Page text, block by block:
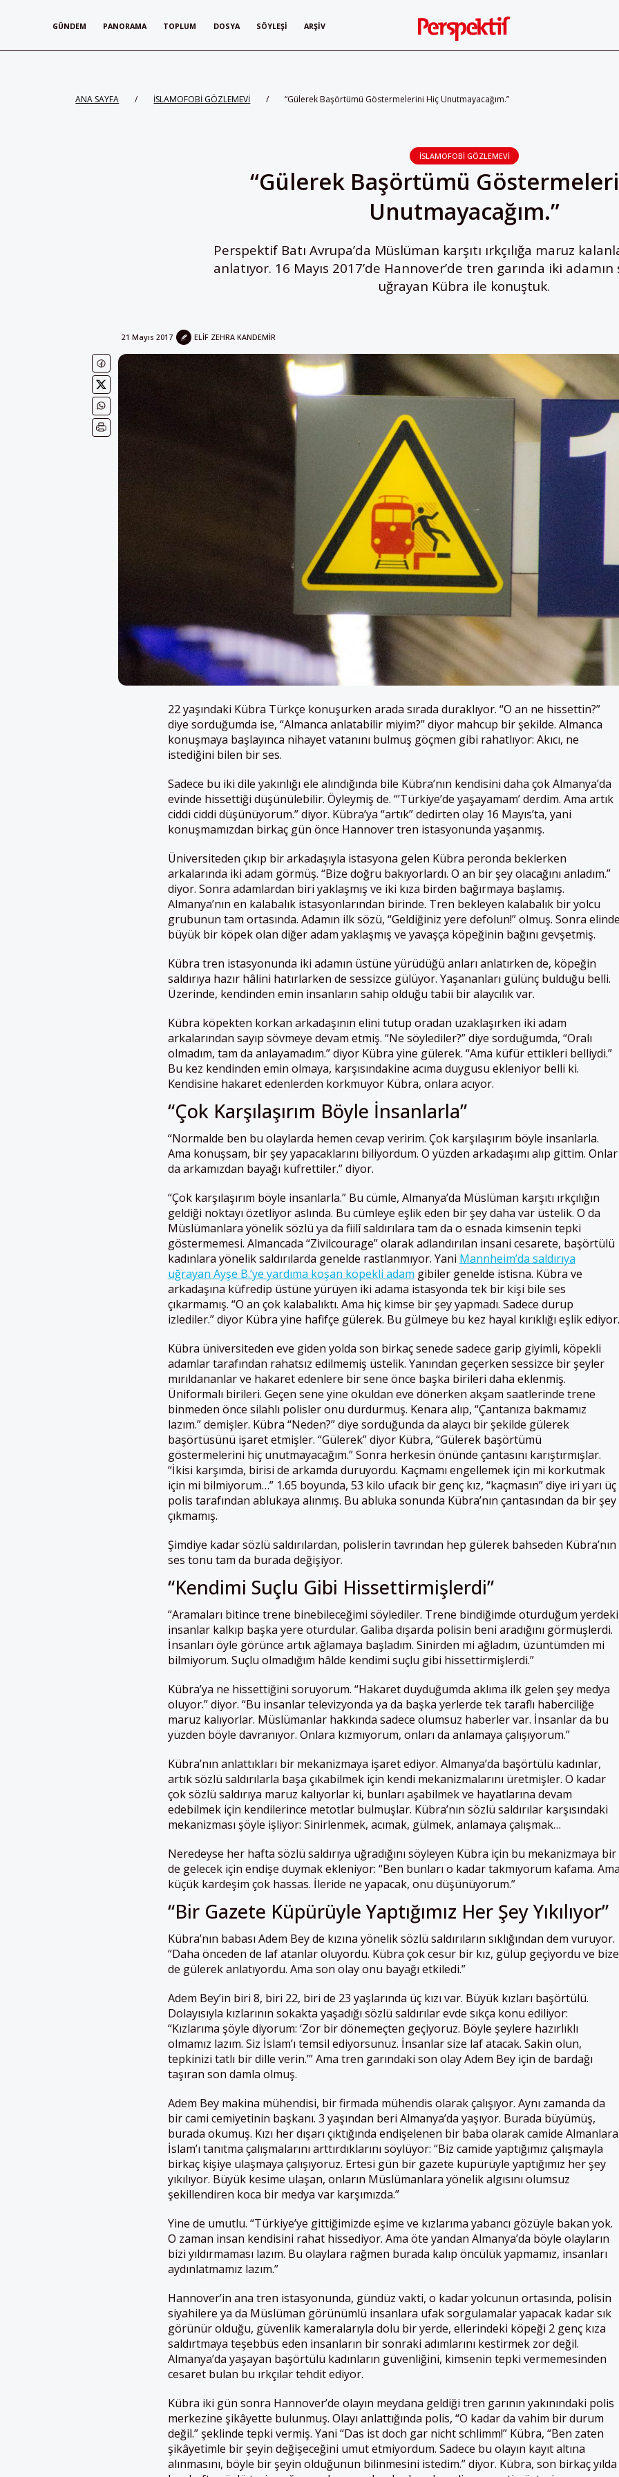
GÜNDEM PANORAMA TOPLUM DOSYA SÖYLEŞI ARŞIV
ANA SAYFA / İSLAMOFOBİ GÖZLEMEVİ / “Gülerek Başörtümü Göstermelerini Hiç Unutmayacağım.”
İSLAMOFOBİ GÖZLEMEVİ
“Gülerek Başörtümü
Unutmayacağım.”
Perspektif Batı Avrupa’da Müslüman karşıtı ırkçılığa maruz
anlatıyor. 16 Mayıs 2017’de Hannover’de tren garında iki adamın
uğrayan Kübra ile konuştuk.
21 Mayıs 2017 ELIF ZEHRA KANDEMIR
22 yaşındaki Kübra Türkçe konuşurken arada sırada duraklıyor. “O an ne hissettin?”
diye sorduğumda ise, “Almanca anlatabilir miyim?” diyor mahcup bir şekilde. Almanca
konuşmaya başlayınca nihayet vatanını bulmuş göçmen gibi rahatlıyor: Akıcı, ne
istediğini bilen bir ses.
Sadece bu iki dile yakınlığı ele alındığında bile Kübra’nın kendisini daha çok Almanya’da
evinde hissettiği düşünülebilir. Öyleymiş de. “’Türkiye’de yaşayamam’ derdim. Ama artık
ciddi ciddi düşünüyorum.” diyor. Kübra’ya “artık” dedirten olay 16 Mayıs’ta, yani
konuşmamızdan birkaç gün önce Hannover tren istasyonunda yaşanmış.
Üniversiteden çıkıp bir arkadaşıyla istasyona gelen Kübra peronda beklerken
arkalarında iki adam görmüş. “Bize doğru bakıyorlardı. O an bir şey olacağını anladım.”
diyor. Sonra adamlardan biri yaklaşmış ve iki kıza birden bağırmaya başlamış.
Almanya’nın en kalabalık istasyonlarından birinde. Tren bekleyen kalabalık bir yolcu
grubunun tam ortasında. Adamın ilk sözü, “Geldiğiniz yere defolun!” olmuş. Sonra
büyük bir köpek olan diğer adam yaklaşmış ve yavaşça köpeğinin bağını gevşetmiş.
Kübra tren istasyonunda iki adamın üstüne yürüdüğü anları anlatırken de, köpeğin
saldırıya hazır hâlini hatırlarken de sessizce gülüyor. Yaşananları gülünç bulduğu belli.
Üzerinde, kendinden emin insanların sahip olduğu tabii bir alaycılık var.
Kübra köpekten korkan arkadaşının elini tutup oradan uzaklaşırken iki adam
arkalarından sayıp sövmeye devam etmiş. “Ne söylediler?” diye sorduğumda, “Oralı
olmadım, tam da anlayamadım.” diyor Kübra yine gülerek. “Ama küfür ettikleri belliydi.”
Bu kez kendinden emin olmaya, karşısındakine acıma duygusu ekleniyor belli ki.
Kendisine hakaret edenlerden korkmuyor Kübra, onlara acıyor.
“Çok Karşılaşırım Böyle İnsanlarla”
“Normalde ben bu olaylarda hemen cevap veririm. Çok karşılaşırım böyle insanlarla.
Ama konuşsam, bir şey yapacaklarını biliyordum. O yüzden arkadaşımı alıp gittim. Onlar
da arkamızdan bayağı küfrettiler.” diyor.
“Çok karşılaşırım böyle insanlarla.” Bu cümle, Almanya’da Müslüman karşıtı ırkçılığın
geldiği noktayı özetliyor aslında. Bu cümleye eşlik eden bir şey daha var üstelik. O da
Müslümanlara yönelik sözlü ya da fiilî saldırılara tam da o esnada kimsenin tepki
göstermemesi. Almancada “Zivilcourage” olarak adlandırılan insani cesarete, başörtülü
kadınlara yönelik saldırılarda genelde rastlanmıyor. Yani Mannheim’da saldırıya
uğrayan Ayşe B.’ye yardıma koşan köpekli adam gibiler genelde istisna. Kübra ve
arkadaşına küfredip üstüne yürüyen iki adama istasyonda tek bir kişi bile ses
çıkarmamış. “O an çok kalabalıktı. Ama hiç kimse bir şey yapmadı. Sadece durup
izlediler.” diyor Kübra yine hafifçe gülerek. Bu gülmeye bu kez hayal kırıklığı eşlik ediyor.
Kübra üniversiteden eve giden yolda son birkaç senede sadece garip giyimli, köpekli
adamlar tarafından rahatsız edilmemiş üstelik. Yanından geçerken sessizce bir şeyler
mırıldananlar ve hakaret edenlere bir sene önce başka birileri daha eklenmiş.
Üniformalı birileri. Geçen sene yine okuldan eve dönerken akşam saatlerinde trene
binmeden önce silahlı polisler onu durdurmuş. Kenara alıp, “Çantanıza bakmamız
lazım.” demişler. Kübra “Neden?” diye sorduğunda da alaycı bir şekilde gülerek
başörtüsünü işaret etmişler. “Gülerek” diyor Kübra, “Gülerek başörtümü
göstermelerini hiç unutmayacağım.” Sonra herkesin önünde çantasını karıştırmışlar.
“İkisi karşımda, birisi de arkamda duruyordu. Kaçmamı engellemek için mi korkutmak
için mi bilmiyorum…” 1.65 boyunda, 53 kilo ufacık bir genç kız, “kaçmasın” diye iri yarı üç
polis tarafından ablukaya alınmış. Bu abluka sonunda Kübra’nın çantasından da bir şey
çıkmamış.
Şimdiye kadar sözlü saldırılardan, polislerin tavrından hep gülerek bahseden Kübra’nın
ses tonu tam da burada değişiyor.
“Kendimi Suçlu Gibi Hissettirmişlerdi”
“Aramaları bitince trene binebileceğimi söylediler. Trene bindiğimde oturduğum yerdeki
insanlar kalkıp başka yere oturdular. Galiba dışarda polisin beni aradığını görmüşlerdi.
İnsanları öyle görünce artık ağlamaya başladım. Sinirden mi ağladım, üzüntümden mi
bilmiyorum. Suçlu olmadığım hâlde kendimi suçlu gibi hissettirmişlerdi.”
Kübra’ya ne hissettiğini soruyorum. “Hakaret duyduğumda aklıma ilk gelen şey medya
oluyor.” diyor. “Bu insanlar televizyonda ya da başka yerlerde tek taraflı haberciliğe
maruz kalıyorlar. Müslümanlar hakkında sadece olumsuz haberler var. İnsanlar da bu
yüzden böyle davranıyor. Onlara kızmıyorum, onları da anlamaya çalışıyorum.”
Kübra’nın anlattıkları bir mekanizmaya işaret ediyor. Almanya’da başörtülü kadınlar,
artık sözlü saldırılarla başa çıkabilmek için kendi mekanizmalarını üretmişler. O kadar
çok sözlü saldırıya maruz kalıyorlar ki, bunları aşabilmek ve hayatlarına devam
edebilmek için kendilerince metotlar bulmuşlar. Kübra’nın sözlü saldırılar karşısındaki
mekanizması şöyle işliyor: Sinirlenmek, acımak, gülmek, anlamaya çalışmak…
Neredeyse her hafta sözlü saldırıya uğradığını söyleyen Kübra için bu mekanizmaya bir
de gelecek için endişe duymak ekleniyor: “Ben bunları o kadar takmıyorum kafama.
küçük kardeşim çok hassas. İleride ne yapacak, onu düşünüyorum.”
“Bir Gazete Küpürüyle Yaptığımız Her Şey Yıkılıyor”
Kübra’nın babası Adem Bey de kızına yönelik sözlü saldırıların sıklığından dem vuruyor.
“Daha önceden de laf atanlar oluyordu. Kübra çok cesur bir kız, gülüp geçiyordu ve bize
de gülerek anlatıyordu. Ama son olay onu bayağı etkiledi.”
Adem Bey’in biri 8, biri 22, biri de 23 yaşlarında üç kızı var. Büyük kızları başörtülü.
Dolayısıyla kızlarının sokakta yaşadığı sözlü saldırılar evde sıkça konu ediliyor:
“Kızlarıma şöyle diyorum: ‘Zor bir dönemeçten geçiyoruz. Böyle şeylere hazırlıklı
olmamız lazım. Siz İslam’ı temsil ediyorsunuz. İnsanlar size laf atacak. Sakin olun,
tepkinizi tatlı bir dille verin.’” Ama tren garındaki son olay Adem Bey için de bardağı
taşıran son damla olmuş.
Adem Bey makina mühendisi, bir firmada mühendis olarak çalışıyor. Aynı zamanda da
bir cami cemiyetinin başkanı. 3 yaşından beri Almanya’da yaşıyor. Burada büyümüş,
burada okumuş. Kızı her dışarı çıktığında endişelenen bir baba olarak camide Almanlara
İslam’ı tanıtma çalışmalarını arttırdıklarını söylüyor: “Biz camide yaptığımız çalışmayla
birkaç kişiye ulaşmaya çalışıyoruz. Ertesi gün bir gazete kupürüyle yaptığımız her şey
yıkılıyor. Büyük kesime ulaşan, onların Müslümanlara yönelik algısını olumsuz
şekillendiren koca bir medya var karşımızda.”
Yine de umutlu. “Türkiye’ye gittiğimizde eşime ve kızlarıma yabancı gözüyle bakan yok.
O zaman insan kendisini rahat hissediyor. Ama öte yandan Almanya’da böyle olayların
bizi yıldırmaması lazım. Bu olaylara rağmen burada kalıp öncülük yapmamız, insanları
aydınlatmamız lazım.”
Hannover’in ana tren istasyonunda, gündüz vakti, o kadar yolcunun ortasında, polisin
siyahilere ya da Müslüman görünümlü insanlara ufak sorgulamalar yapacak kadar sık
görünür olduğu, güvenlik kameralarıyla dolu bir yerde, ellerindeki köpeği 2 genç kıza
saldırtmaya teşebbüs eden insanların bir sonraki adımlarını kestirmek zor değil.
Almanya’da yaşayan başörtülü kadınların güvenliğini, kimsenin tepki vermemesinden
cesaret bulan bu ırkçılar tehdit ediyor.
Kübra iki gün sonra Hannover’de olayın meydana geldiği tren garının yakınındaki polis
merkezine şikâyette bulunmuş. Olayı anlattığında polis, “O kadar da vahim bir durum
değil.” şeklinde tepki vermiş. Yani “Das ist doch gar nicht schlimm!” Kübra, “Ben zaten
şikâyetimle bir şeyin değişeceğini umut etmiyordum. Sadece bu olayın kayıt altına
alınmasını, böyle bir şeyin olduğunun bilinmesini istedim.” diyor. Kübra, son birkaç yılda